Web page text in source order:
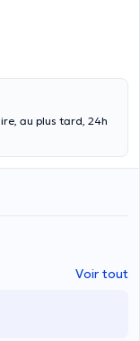
au plus tard, 24h
Voir tout